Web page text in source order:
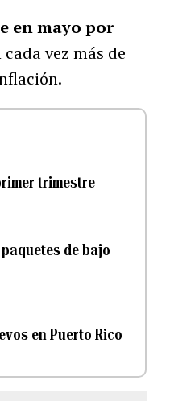
en mayo por
vez más de
trimestre
de bajo
en Puerto Rico